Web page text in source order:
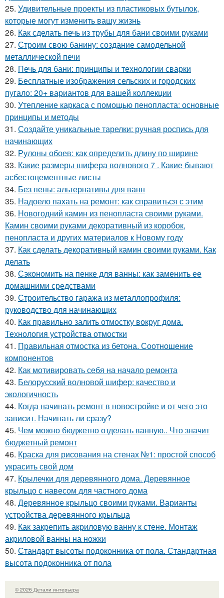
25. Удивительные проекты из пластиковых бутылок,
которые могут изменить вашу жизнь
26. Как сделать печь из трубы для бани своими руками
27. Строим свою банину: создание самодельной
металлической печи
28. Печь для бани: принципы и технологии сварки
29. Бесплатные изображения сельских и городских
пугало: 20+ вариантов для вашей коллекции
30. Утепление каркаса с помощью пенопласта: основные
принципы и методы
31. Создайте уникальные тарелки: ручная роспись для
начинающих
32. Рулоны обоев: как определить длину по ширине
33. Какие размеры шифера волнового 7 . Какие бывают
асбестоцементные листы
34. Без пены: альтернативы для ванн
35. Надоело пахать на ремонт: как справиться с этим
36. Новогодний камин из пенопласта своими руками.
Камин своими руками декоративный из коробок,
пенопласта и других материалов к Новому году
37. Как сделать декоративный камин своими руками. Как
делать
38. Сэкономить на пенке для ванны: как заменить ее
домашними средствами
39. Строительство гаража из металлопрофиля:
руководство для начинающих
40. Как правильно залить отмостку вокруг дома.
Технология устройства отмостки
41. Правильная отмостка из бетона. Соотношение
компонентов
42. Как мотивировать себя на начало ремонта
43. Белорусский волновой шифер: качество и
экологичность
44. Когда начинать ремонт в новостройке и от чего это
зависит. Начинать ли сразу?
45. Чем можно бюджетно отделать ванную.. Что значит
бюджетный ремонт
46. Краска для рисования на стенах №1: простой способ
украсить свой дом
47. Крылечки для деревянного дома. Деревянное
крыльцо с навесом для частного дома
48. Деревянное крыльцо своими руками. Варианты
устройства деревянного крыльца
49. Как закрепить акриловую ванну к стене. Монтаж
акриловой ванны на ножки
50. Стандарт высоты подоконника от пола. Стандартная
высота подоконника от пола
© 2026 Детали интерьера